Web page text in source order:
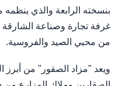
بنسخته الرابعة والذي
غرفة تجارة وصناعة الشارقة
من محبي الصيد والفروسية.
ويعد "مزاد الصقور" من أبرز